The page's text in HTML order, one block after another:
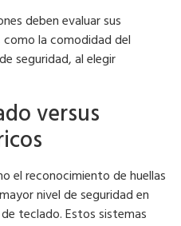
deben evaluar sus
la comodidad del
seguridad, al elegir
versus
el reconocimiento de huellas
nivel de seguridad en
teclado. Estos sistemas